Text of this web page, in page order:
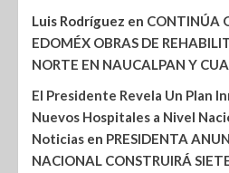
Luis Rodríguez en CONTINÚA
EDOMÉX OBRAS DE
NORTE EN NAUCALPAN Y
El Presidente Revela Un Plan
Nuevos Hospitales a Nivel
Noticias en PRESIDENTA
NACIONAL CONSTRUIRÁ